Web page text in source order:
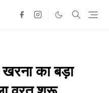
का बड़ा